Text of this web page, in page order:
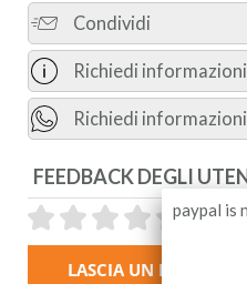
Condividi
Richiedi informazioni
Richiedi
FEEDBACK DEGLI
paypal is